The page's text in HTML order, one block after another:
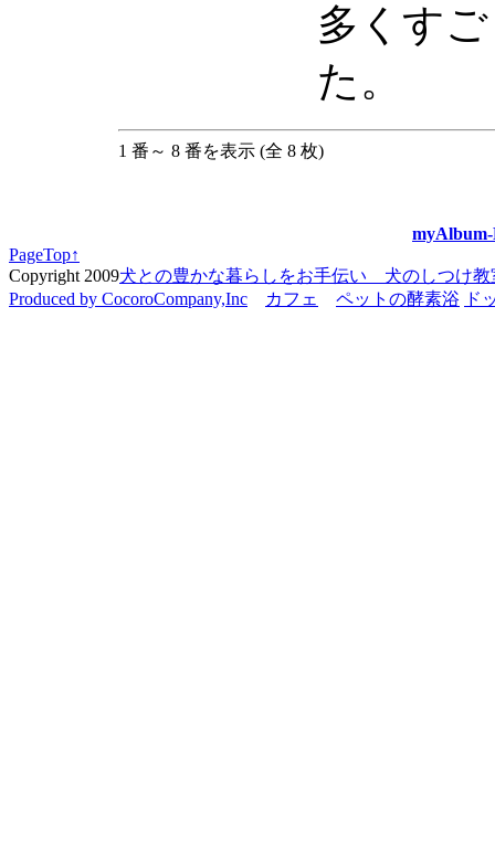
多くす
た。
1 番～ 8 番を表示 (全 8 枚)
myAlbum-
PageTop↑
Copyright 2009犬との豊かな暮らしをお手伝い 犬のしつけ教
Produced by CocoroCompany,Inc
カフェ ペットの酵素浴 ド